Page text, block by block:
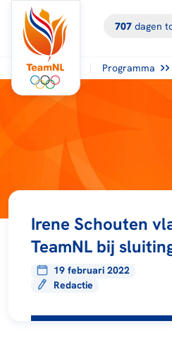
707dagen
Programma
Irene Schouten
TeamNL bij
19 februari 2022
Redactie